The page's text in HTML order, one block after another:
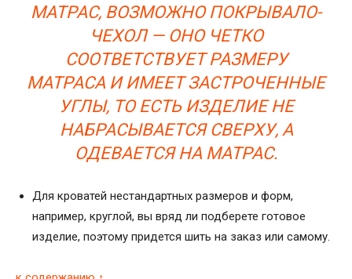
МАТРАС, ВОЗМОЖНО ПОКРЫВАЛО-
ЧЕХОЛ — ОНО ЧЕТКО
СООТВЕТСТВУЕТ РАЗМЕРУ
МАТРАСА И ИМЕЕТ ЗАСТРОЧЕННЫЕ
УГЛЫ, ТО ЕСТЬ ИЗДЕЛИЕ НЕ
НАБРАСЫВАЕТСЯ СВЕРХУ, А
ОДЕВАЕТСЯ НА МАТРАС.
Для кроватей нестандартных размеров и форм,
например, круглой, вы вряд ли подберете готовое
изделие, поэтому придется шить на заказ или самому.